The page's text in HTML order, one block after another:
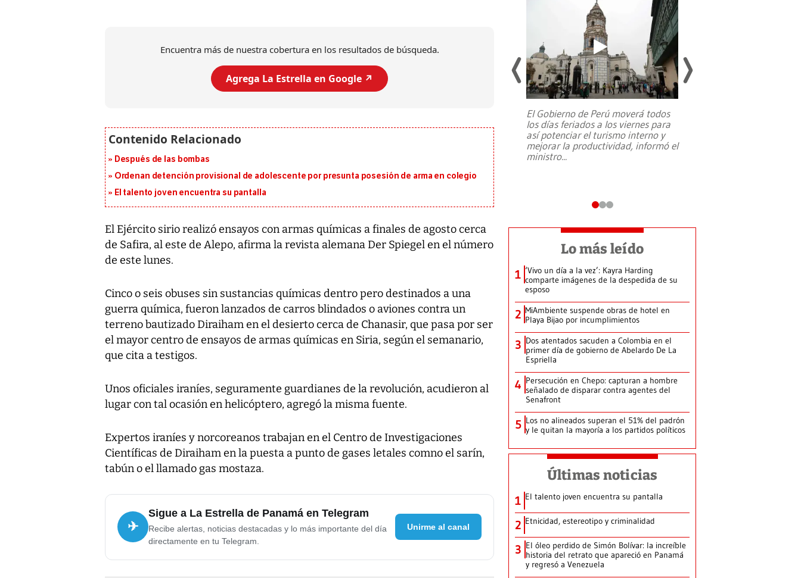
Encuentra más de nuestra cobertura en los resultados de búsqueda.
Agrega La Estrella en Google ↗️
Después de las bombas
Ordenan detención provisional de adolescente por presunta posesión de arma en colegio
El talento joven encuentra su pantalla​
El Ejército sirio realizó ensayos con armas químicas a finales de agosto cerca
de Safira, al este de Alepo, afirma la revista alemana Der Spiegel en el número
de este lunes.
Cinco o seis obuses sin sustancias químicas dentro pero destinados a una
guerra química, fueron lanzados de carros blindados o aviones contra un
terreno bautizado Diraiham en el desierto cerca de Chanasir, que pasa por ser
el mayor centro de ensayos de armas químicas en Siria, según el semanario,
que cita a testigos.
Unos oficiales iraníes, seguramente guardianes de la revolución, acudieron al
lugar con tal ocasión en helicóptero, agregó la misma fuente.
Expertos iraníes y norcoreanos trabajan en el Centro de Investigaciones
Científicas de Diraiham en la puesta a punto de gases letales comno el sarín,
tabún o el llamado gas mostaza.
✈
Sigue a La Estrella de Panamá en Telegram
Recibe alertas, noticias destacadas y lo más importante del día
directamente en tu Telegram.
Unirme al canal
Entre recuerdos y escuetas
candidatura...
El Gobierno de Perú moverá todos
los días feriados a los viernes para
así potenciar el turismo interno y
mejorar la productividad, informó el
ministro...
Lo más leído
1 ‘Vivo un día a la vez’: Kayra Harding
comparte imágenes de la despedida de su
esposo
2 MiAmbiente suspende obras de hotel en
Playa Bijao por incumplimientos
3 Dos atentados sacuden a Colombia en el
primer día de gobierno de Abelardo De La
Espriella
4 Persecución en Chepo: capturan a hombre
señalado de disparar contra agentes del
Senafront
5 Los no alineados superan el 51% del padrón
y le quitan la mayoría a los partidos políticos
Últimas noticias
1 El talento joven encuentra su pantalla​
2 Etnicidad, estereotipo y criminalidad
3 El óleo perdido de Simón Bolívar: la increíble
historia del retrato que apareció en Panamá
y regresó a Venezuela